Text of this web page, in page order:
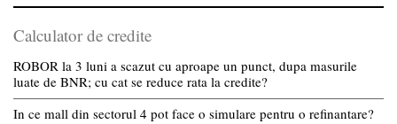
Calculator de credite
ROBOR la 3 luni a scazut cu aproape un punct, dupa masurile
luate de BNR; cu cat se reduce rata la credite?
In ce mall din sectorul 4 pot face o simulare pentru o refinantare?